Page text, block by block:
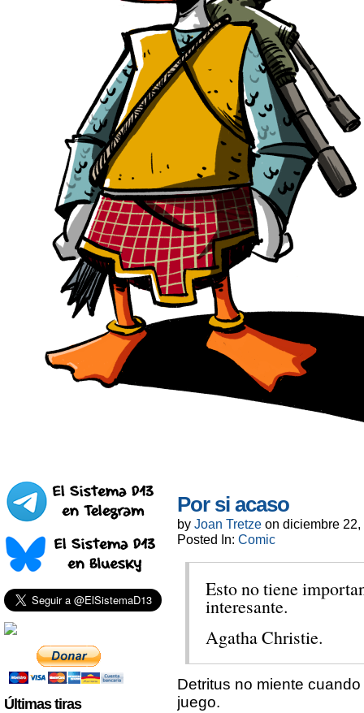
Últimas tiras
Por si acaso
by Joan Tretze on diciembre 22,
Posted In: Comic
Esto no tiene
interesante.
Agatha Christie.
Detritus no miente
juego.